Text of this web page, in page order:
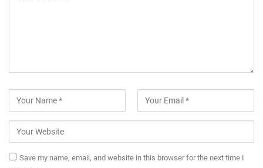
Save my name, email, and website in this browser for the next time I